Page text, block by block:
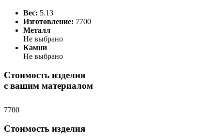
Вес: 5.13
Изготовление: 7700
Металл
Не выбрано
Камни
Не выбрано
Стоимость изделия
с вашим материалом
7700
Стоимость изделия